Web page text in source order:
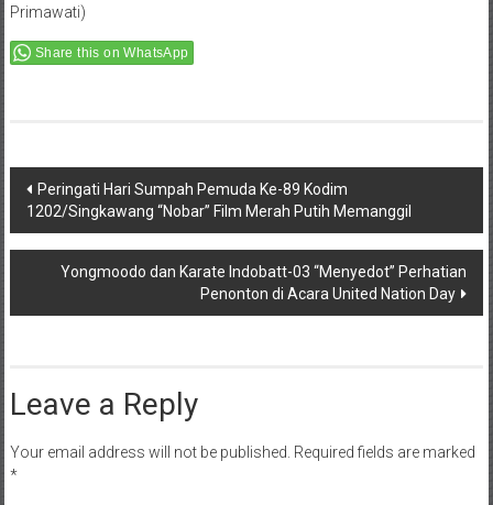
Primawati)
Share this on WhatsApp
Post
navigation
Peringati Hari Sumpah Pemuda Ke-89 Kodim
1202/Singkawang “Nobar” Film Merah Putih Memanggil
Yongmoodo dan Karate Indobatt-03 “Menyedot” Perhatian
Penonton di Acara United Nation Day
Leave a Reply
Your email address will not be published. Required fields are marked
*